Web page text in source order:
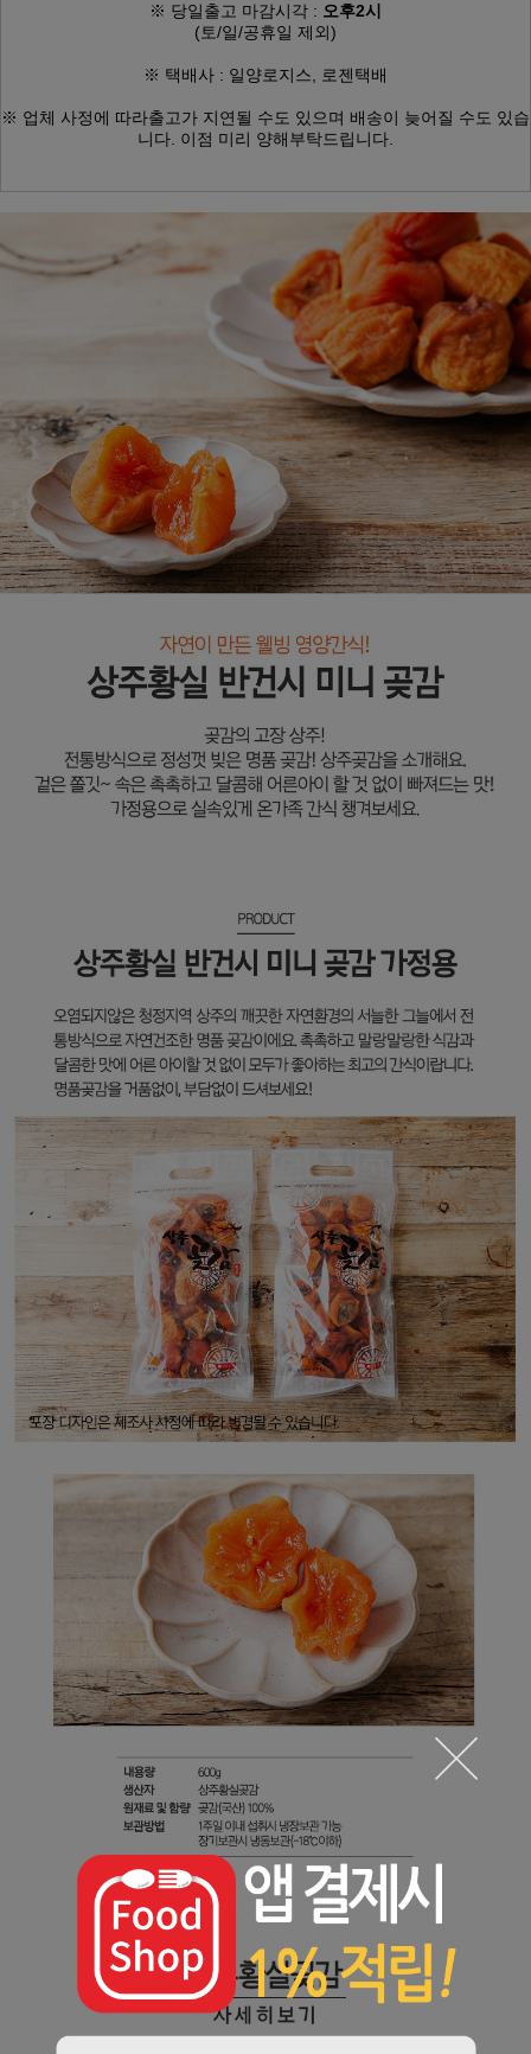
※ 당일출고 마감시각 : 오후2시
(토/일/공휴일 제외)
※ 택배사 : 일양로지스, 로젠택배
※ 업체 사정에 따라출고가 지연될 수도 있으며 배송이 늦어질 수도 있습
니다. 이점 미리 양해부탁드립니다.